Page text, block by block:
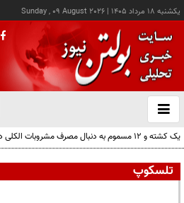
يکشنبه ۱۸ مرداد ۱۴۰۵ |
Sunday , 09 August 2026
باز
و
یک کشته و ۱۲ مسموم به دنبال مصرف مشروبات الکلی در نیشابور
تلسکوپ